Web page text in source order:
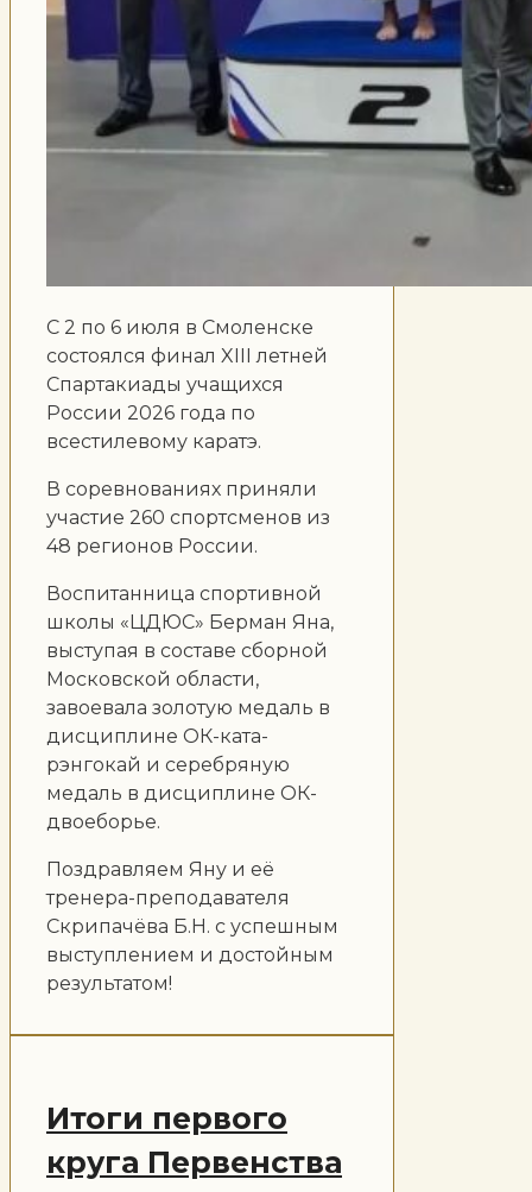
С 2 по 6 июля в Смоленске
состоялся финал XIII летней
Спартакиады учащихся
России 2026 года по
всестилевому каратэ.
В соревнованиях приняли
участие 260 спортсменов из
48 регионов России.
Воспитанница спортивной
школы «ЦДЮС» Берман Яна,
выступая в составе сборной
Московской области,
завоевала золотую медаль в
дисциплине ОК-ката-
рэнгокай и серебряную
медаль в дисциплине ОК-
двоеборье.
Поздравляем Яну и её
тренера-преподавателя
Скрипачёва Б.Н. с успешным
выступлением и достойным
результатом!
Итоги первого
круга Первенства